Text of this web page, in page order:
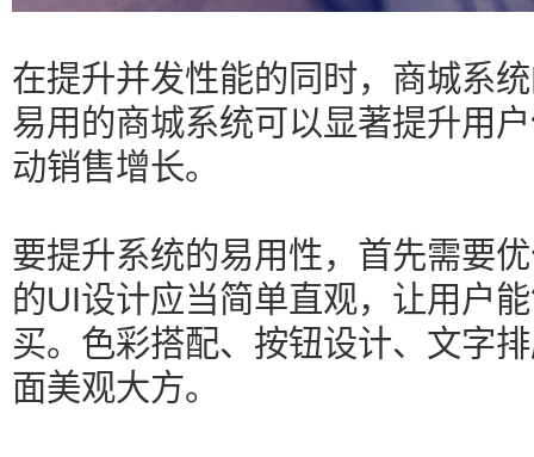
在提升并发性能的同时，商城系
易用的商城系统可以显著提升用
动销售增长。
要提升系统的易用性，首先需要
的UI设计应当简单直观，让用户
买。色彩搭配、按钮设计、文字
面美观大方。